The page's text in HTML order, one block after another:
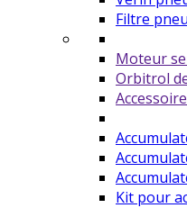
Filtre
Moteur
Orbitrol
Kit pour